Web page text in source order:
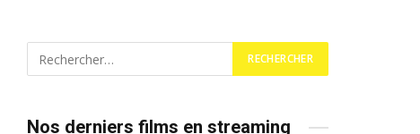
Nos derniers films en streaming